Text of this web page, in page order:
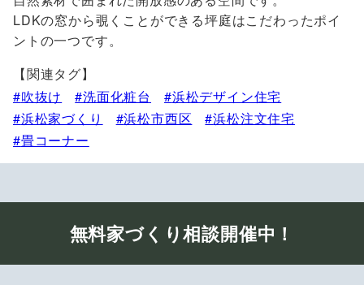
LDKの窓から覗くことができる坪庭はこだわったポイ
ントの一つです。
【関連タグ】
吹抜け
洗面化粧台
浜松デザイン住宅
浜松家づくり
浜松市西区
浜松注文住宅
畳コーナー
無料家づくり相談開催中！